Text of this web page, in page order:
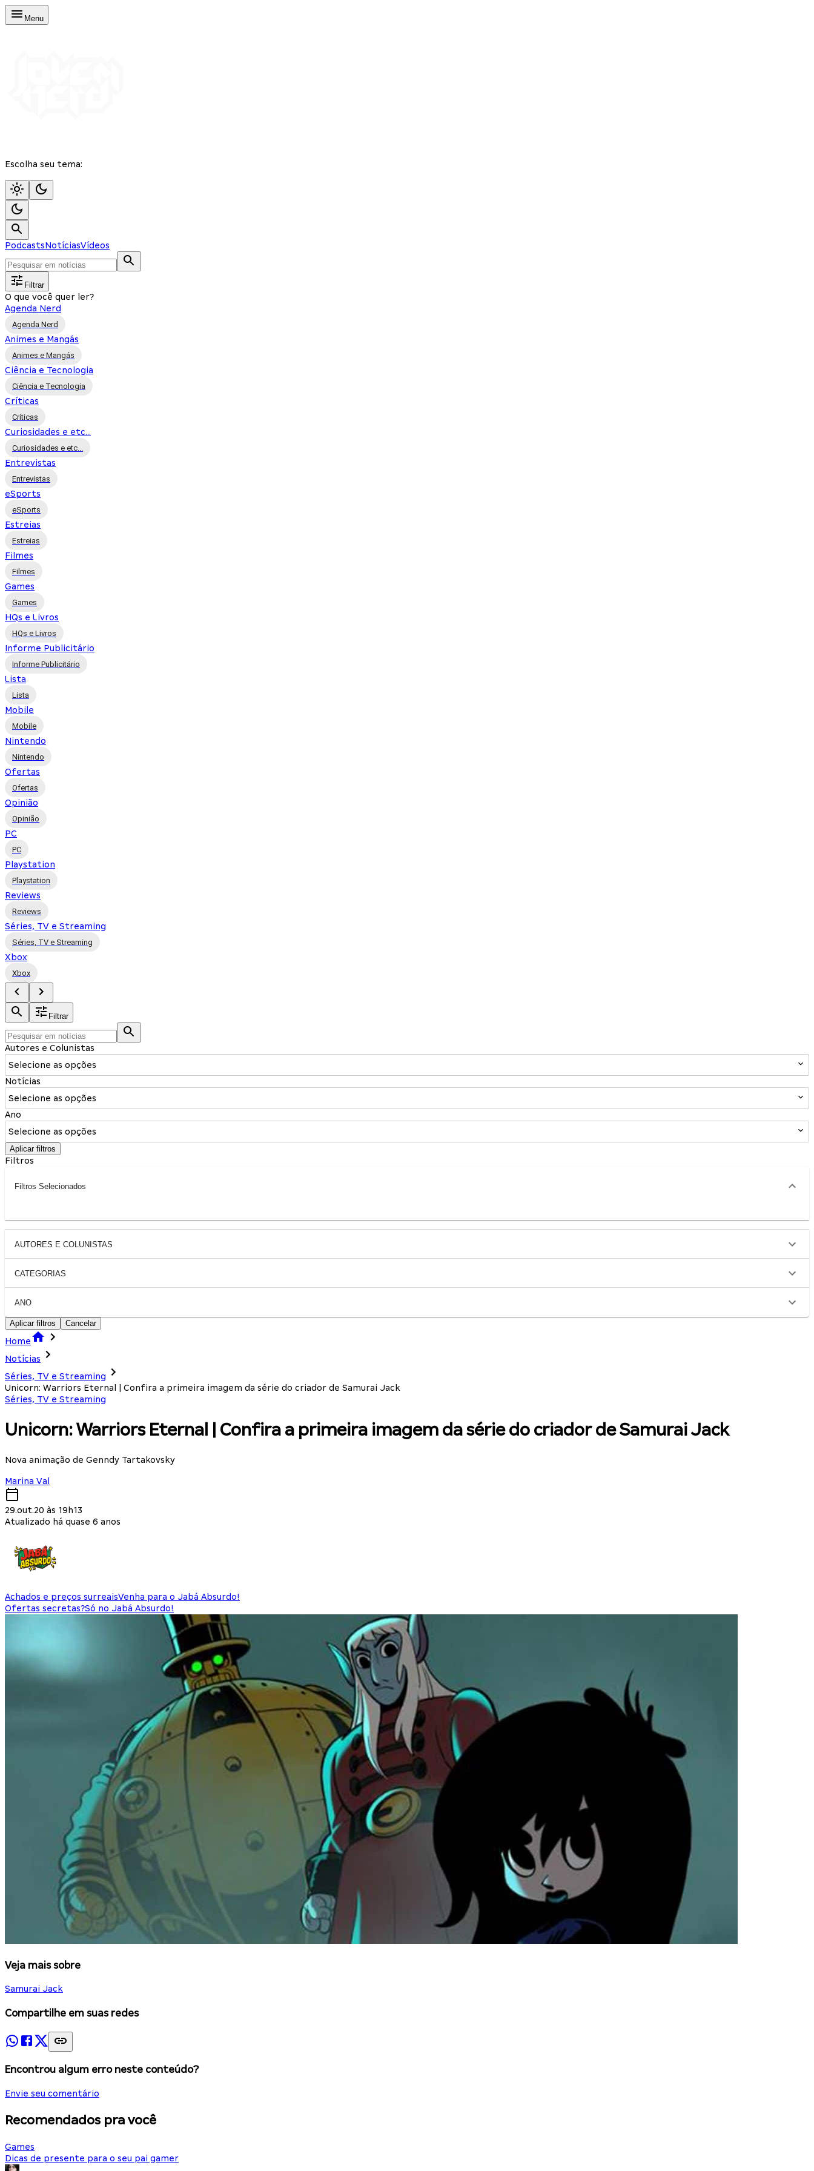
Menu
Escolha seu tema:
PodcastsNotíciasVídeos
Filtrar
O que você quer ler?
Agenda Nerd
Agenda Nerd
Animes e Mangás
Animes e Mangás
Ciência e Tecnologia
Ciência e Tecnologia
Críticas
Críticas
Curiosidades e etc...
Curiosidades e etc...
Entrevistas
Entrevistas
eSports
eSports
Estreias
Estreias
Filmes
Filmes
Games
Games
HQs e Livros
HQs e Livros
Informe Publicitário
Informe Publicitário
Lista
Lista
Mobile
Mobile
Nintendo
Nintendo
Ofertas
Ofertas
Opinião
Opinião
PC
PC
Playstation
Playstation
Reviews
Reviews
Séries, TV e Streaming
Séries, TV e Streaming
Xbox
Xbox
Filtrar
Autores e Colunistas
Selecione as opções
Notícias
Selecione as opções
Ano
Selecione as opções
Aplicar filtros
Filtros
Filtros Selecionados
AUTORES E COLUNISTAS
CATEGORIAS
ANO
Aplicar filtros Cancelar
Home
Notícias
Séries, TV e Streaming
Unicorn: Warriors Eternal | Confira a primeira imagem da série do criador de Samurai Jack
Séries, TV e Streaming
Unicorn: Warriors Eternal | Confira a primeira imagem da série do criador de Samurai Jack
Nova animação de Genndy Tartakovsky
Marina Val
29.out.20 às 19h13
Atualizado há quase 6 anos
Achados e preços surreaisVenha para o Jabá Absurdo!
Ofertas secretas?Só no Jabá Absurdo!
Veja mais sobre
Samurai Jack
Compartilhe em suas redes
Encontrou algum erro neste conteúdo?
Envie seu comentário
Recomendados pra você
Games
Dicas de presente para o seu pai gamer